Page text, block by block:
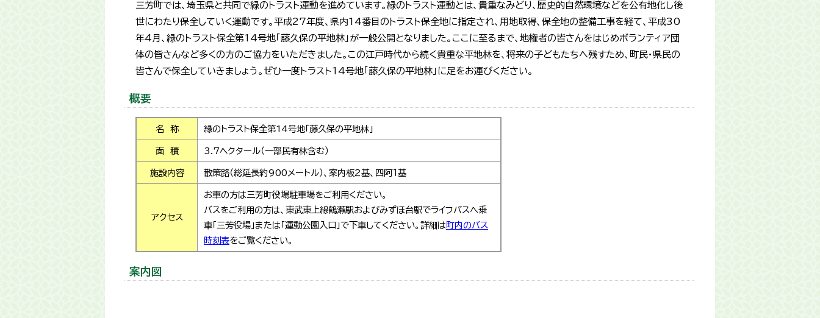
三芳町では、埼玉県と共同で緑のトラスト運動を進めています。緑のトラスト運動とは、貴重なみどり、歴史的自然環境などを公有地化し後
世にわたり保全していく運動です。平成27年度、県内14番目のトラスト保全地に指定され、用地取得、保全地の整備工事を経て、平成30
年4月、緑のトラスト保全第14号地「藤久保の平地林」が一般公開となりました。ここに至るまで、地権者の皆さんをはじめボランティア団
体の皆さんなど多くの方のご協力をいただきました。この江戸時代から続く貴重な平地林を、将来の子どもたちへ残すため、町民・県民の
皆さんで保全していきましょう。ぜひ一度トラスト14号地「藤久保の平地林」に足をお運びください。
概要
名 称 緑のトラスト保全第14号地「藤久保の平地林」
面 積 3.7ヘクタール（一部民有林含む）
施設内容 散策路（総延長約900メートル）、案内板２基、四阿１基
アクセス
お車の方は三芳町役場駐車場をご利用ください。
バスをご利用の方は、東武東上線鶴瀬駅およびみずほ台駅でライフバスへ乗
車「三芳役場」または「運動公園入口」で下車してください。詳細は 町内のバス
時刻表をご覧ください。
案内図